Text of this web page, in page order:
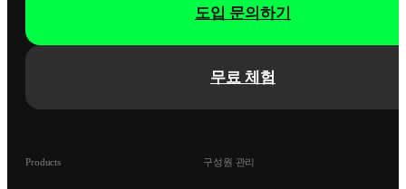
무료 체험
도입 문의하기
Products 구성원 관리